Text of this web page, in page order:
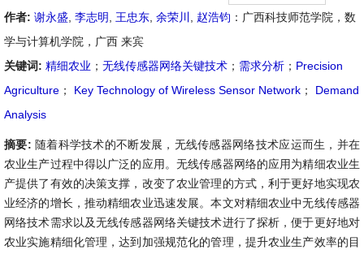
作者: 谢永盛 李志明 王忠东 余荣川 赵浩钧 ：广西科技师范学院，数
学与计算机学院，广西 来宾
关键词: 精细农业 ； 无线传感器网络关键技术 ； 需求分析 ； Precision
Agriculture ； Key Technology of Wireless Sensor Network ；
Demand
Analysis
摘要: 随着科学技术的不断发展，无线传感器网络技术应运而生，并在
农业生产过程中得以广泛的应用。无线传感器网络的应用为精细农业生
产提供了有效的决策支撑，改变了农业管理的方式，利于更好地实现农
业经济的增长，推动精细农业迅速发展。本文对精细农业中无线传感器
网络技术需求以及无线传感器网络关键技术进行了探析，便于更好地对
农业实施精细化管理，达到加强规范化的管理，提升农业生产效率的目